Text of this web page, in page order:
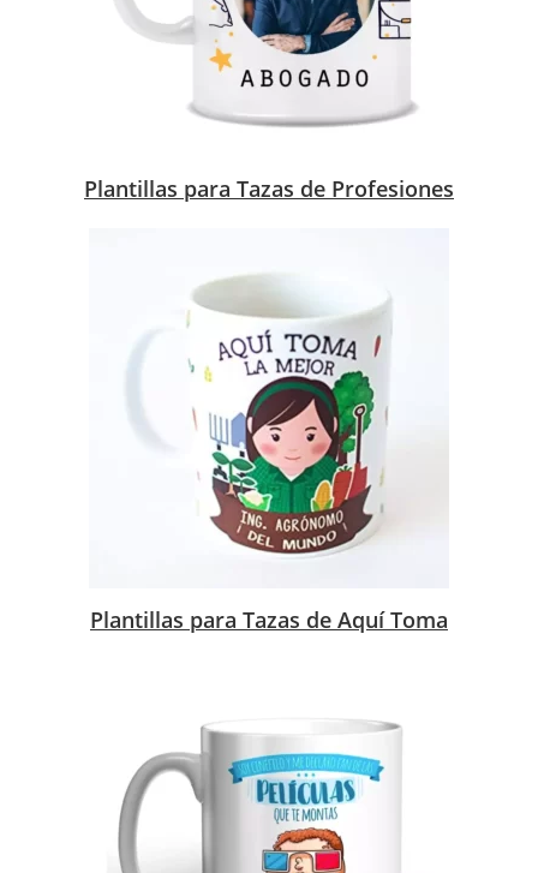
Plantillas para Tazas de Profesiones
Plantillas para Tazas de Aquí Toma